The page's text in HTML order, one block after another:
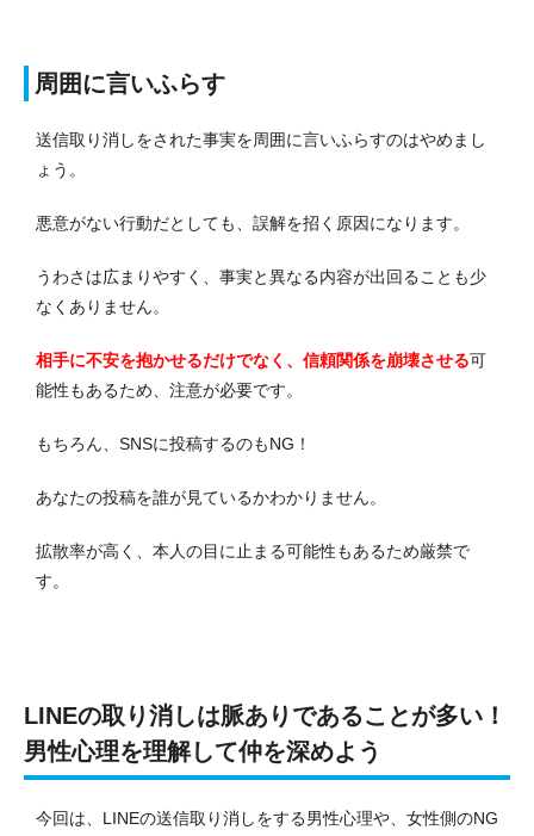
周囲に言いふらす
送信取り消しをされた事実を周囲に言いふらすのはやめまし
ょう。
悪意がない行動だとしても、誤解を招く原因になります。
うわさは広まりやすく、事実と異なる内容が出回ることも少
なくありません。
相手に不安を抱かせるだけでなく、信頼関係を崩壊させる可
能性もあるため、注意が必要です。
もちろん、SNSに投稿するのもNG！
あなたの投稿を誰が見ているかわかりません。
拡散率が高く、本人の目に止まる可能性もあるため厳禁で
す。
LINEの取り消しは脈ありであることが多い！
男性心理を理解して仲を深めよう
今回は、LINEの送信取り消しをする男性心理や、女性側のNG